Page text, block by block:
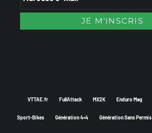
VTTAE.fr FullAttack MX2K Enduro Mag
Sport-Bikes Génération 4×4 Génération Sans Permis